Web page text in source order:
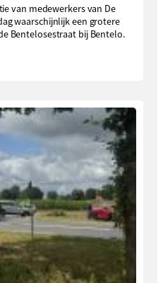
van medewerkers van De
waarschijnlijk een grotere
Bentelosestraat bij Bentelo.